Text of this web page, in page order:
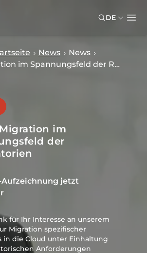
zur Startseite
DE
News
News
Cloud-Migration im Spannungsfeld der Regulatorien
im
der
jetzt
für Ihr Interesse an unserem
Migration spezifischer
in die Cloud unter Einhaltung
Anforderungen